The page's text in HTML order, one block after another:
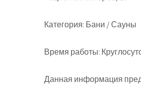
Категория: Бани / Сауны
Время работы:
Данная информация